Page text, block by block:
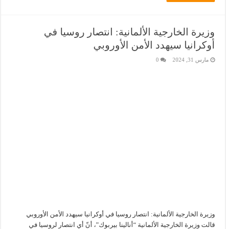
وزيرة الخارجية الألمانية: انتصار روسيا في
أوكرانيا سيهدد الأمن الأوروبي
مارس 31, 2024 0
وزيرة الخارجية الألمانية: انتصار روسيا في أوكرانيا سيهدد الأمن الأوروبي
قالت وزيرة الخارجية الألمانية “أنالينا بيربوك”، أنّ أي انتصار لروسيا في